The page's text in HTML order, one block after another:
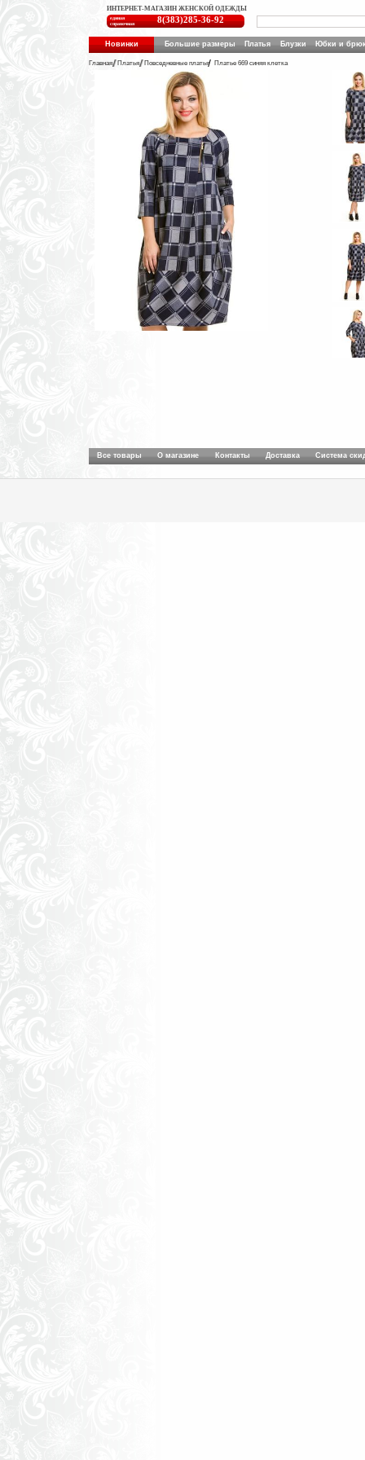
ИНТЕРНЕТ-МАГАЗИН ЖЕНСКОЙ ОДЕЖДЫ
единая
справочная
8(383)285-36-92
Новинки Большие размеры Платья Блузки Юбки и
Главная Платья Повседневные платья Платье 669 синяя клетка
Все товары О магазине Контакты Доставка Система